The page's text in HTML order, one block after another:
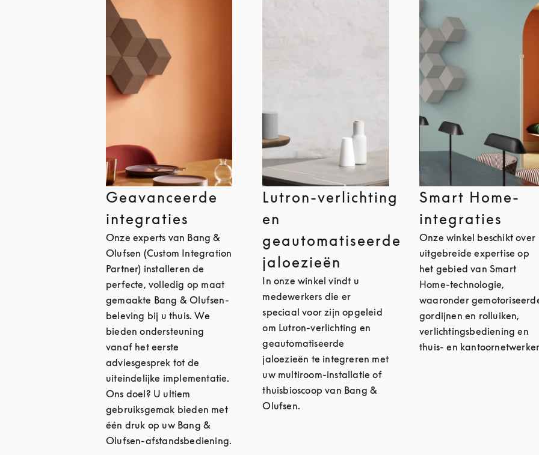
Geavanceerde
integraties
Onze experts van Bang &
Olufsen (Custom Integration
Partner) installeren de
perfecte, volledig op maat
gemaakte Bang & Olufsen-
beleving bij u thuis. We
bieden ondersteuning
vanaf het eerste
adviesgesprek tot de
uiteindelijke implementatie.
Ons doel? U ultiem
gebruiksgemak bieden met
één druk op uw Bang &
Olufsen-afstandsbediening.
Lutron-verlichting
en
geautomatiseerde
jaloezieën
In onze winkel vindt u
medewerkers die er
speciaal voor zijn opgeleid
om Lutron-verlichting en
geautomatiseerde
jaloezieën te integreren met
uw multiroom-installatie of
thuisbioscoop van Bang &
Olufsen.
Smart Home-
integraties
Onze winkel beschikt over
uitgebreide expertise op
het gebied van Smart
Home-technologie,
waaronder
gordijnen en rolluiken,
verlichtingsbediening en
thuis- en